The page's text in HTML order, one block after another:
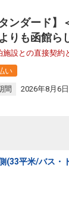
タンダード
りも函館ら
施設との直接契約
い
間
2026年8月6
(33平米/バス・